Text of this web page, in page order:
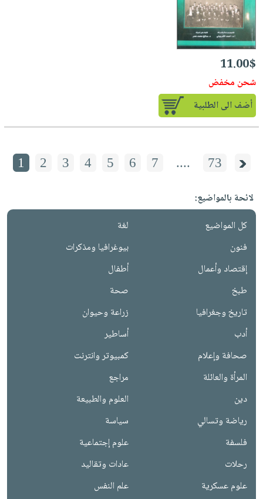
11.00$
شحن مخفض
أضف الى الطلبية
1 2 3 4 5 6 7 .... 73
لائحة بالمواضيع:
كل المواضيع
لغة
فنون
بيوغرافيا ومذكرات
إقتصاد وأعمال
أطفال
طبخ
صحة
تاريخ وجغرافيا
زراعة وحيوان
أدب
أساطير
صحافة وإعلام
كمبيوتر وانترنت
المرأة والعائلة
مراجع
دين
العلوم والطبيعة
رياضة وتسالي
سياسة
فلسفة
علوم إجتماعية
رحلات
عادات وتقاليد
علوم عسكرية
علم النفس